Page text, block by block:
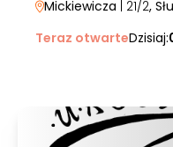
Mickiewicza | 21/2,
Teraz otwarteDzisiaj: